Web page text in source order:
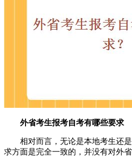
外省考生报考自考有哪些要求
相对而言，无论是本地考生还是
求方面是完全一致的，并没有对外